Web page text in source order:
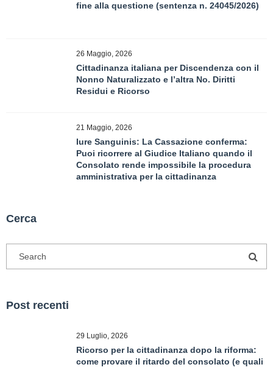
fine alla questione (sentenza n. 24045/2026)
26 Maggio, 2026
Cittadinanza italiana per Discendenza con il
Nonno Naturalizzato e l’altra No. Diritti
Residui e Ricorso
21 Maggio, 2026
Iure Sanguinis: La Cassazione conferma:
Puoi ricorrere al Giudice Italiano quando il
Consolato rende impossibile la procedura
amministrativa per la cittadinanza
Cerca
Post recenti
29 Luglio, 2026
Ricorso per la cittadinanza dopo la riforma:
come provare il ritardo del consolato (e quali